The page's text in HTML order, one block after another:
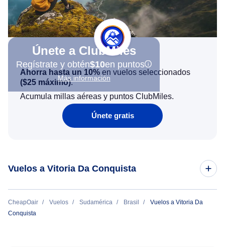
Únete a ClubMiles
Regístrate y obtén$10en puntos
Más información
Ahorra hasta un 10% en vuelos seleccionados
($25 máximo).
Acumula millas aéreas y puntos ClubMiles.
Únete gratis
Vuelos a Vitoria Da Conquista
Vuelos de Nueva York a Vitoria Da Conquista
CheapOair Vuelos Sudamérica Brasil
Vuelos a Vitoria Da
Conquista